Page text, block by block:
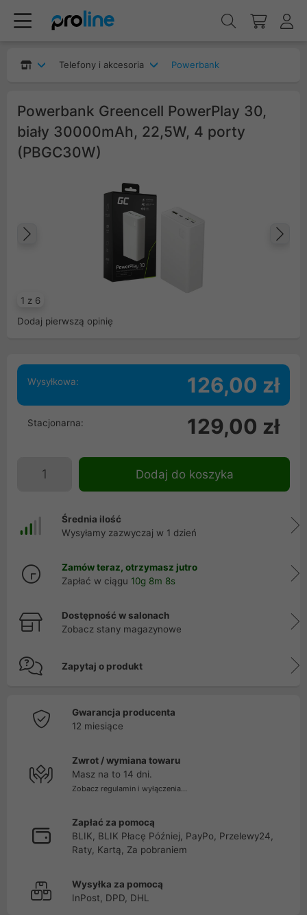
Telefony i akcesoria Powerbank
Powerbank Greencell PowerPlay 30,
biały 30000mAh, 22,5W, 4 porty
(PBGC30W)
1 z 6
Dodaj pierwszą opinię
Wysyłkowa: 126,00 zł
Stacjonarna: 129,00 zł
Dodaj do koszyka
Średnia ilość
Wysyłamy zazwyczaj w 1 dzień
Zamów teraz, otrzymasz jutro
Zapłać w ciągu 10g 8m 7s
Dostępność w salonach
Zobacz stany magazynowe
Zapytaj o produkt
Gwarancja producenta
12 miesiące
Zwrot / wymiana towaru
Masz na to 14 dni.
Zobacz regulamin i wyłączenia...
Zapłać za pomocą
BLIK, BLIK Płacę Później, PayPo, Przelewy24,
Raty, Kartą, Za pobraniem
Wysyłka za pomocą
InPost, DPD, DHL